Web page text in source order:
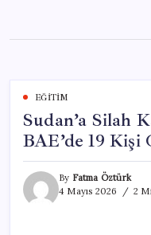
content
EĞITIM
Sudan’a Silah
BAE’de 19 Kişi
By Fatma Öztürk
4 Mayıs 2026
2